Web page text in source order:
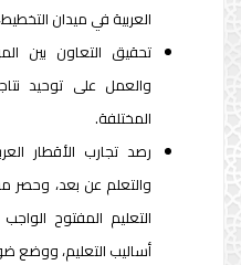
العربية في ميدان
تحقيق التعاون بين
والعمل على توحيد
المختلفة.
رصد تجارب الأقطار
والتعلم عن بعد، وحصر
التعليم المفتوح
أساليب التعليم، ووضع